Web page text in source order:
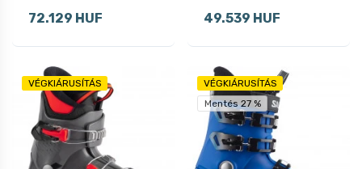
72.129 HUF 49.539 HUF
VÉGKIÁRUSÍTÁS
VÉGKIÁRUSÍTÁS
Mentés 27 %